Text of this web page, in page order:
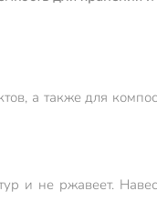
а также для
и не ржавеет.